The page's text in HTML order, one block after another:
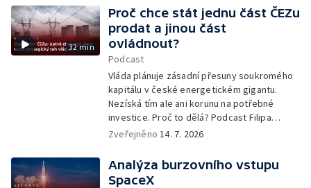
vstřícnost předchozí vlády a oficiální
politické návštěvy ostrova, který Čína
považuje za svoji vzbouřeneckou provincii?
A znamená továrna TSMC v Drážďanech
promarněnou příležitost, nebo naopak
historickou šanci pro český průmysl?
Uslyšíte Matouše Kostlivého, zástupce
CzechInvestu na Tchaj-wanu, viceprezidenta
Českého národního polovodičového klastru
Jiřího Házeho a analytika Filipa Šeboka,
Institute of Asian Studies. Moderuje Zuzana
Tunová.
32 min
Proč chce stát jednu část ČEZu
prodat a jinou část
ovládnout?
Podcast
Vláda plánuje zásadní přesuny soukromého
kapitálu v české energetickém gigantu.
Nezíská tím ale ani korunu na potřebné
investice. Proč to dělá? Podcast Filipa
Černého s ekonomickými experty skládá
Zveřejněno14. 7. 2026
Analýza burzovního vstupu
SpaceX